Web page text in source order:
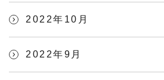
2022年10月
2022年9月